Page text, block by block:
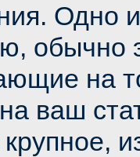
Одно
обычно
на
ваш